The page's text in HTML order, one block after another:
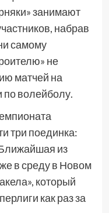
занимают
набрав
самому
не
матчей на
по волейболу.
три поединка:
из
в среду в Новом
который
как раз за